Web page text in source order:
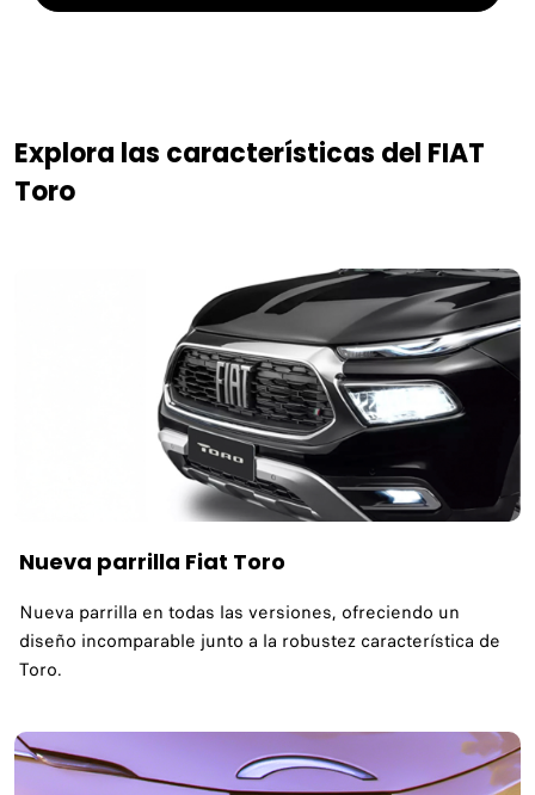
Explora las características del FIAT
Toro
Nueva parrilla Fiat Toro
Nueva parrilla en todas las versiones, ofreciendo un
diseño incomparable junto a la robustez característica de
Toro.